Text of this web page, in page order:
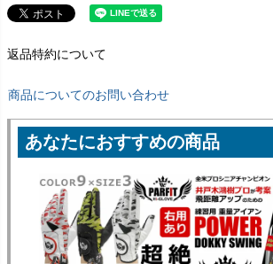
返品特約について
商品についてのお問い合わせ
あなたにおすすめの商品